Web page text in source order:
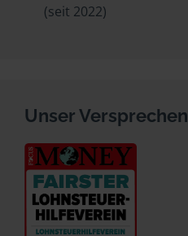
(seit 2022)
Unser Versprechen